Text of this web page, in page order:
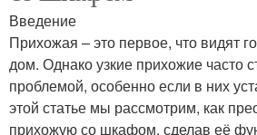
Введение
Прихожая – это первое, что видят
дом. Однако узкие прихожие часто
проблемой, особенно если в них
этой статье мы рассмотрим, как
прихожую со шкафом, сделав её